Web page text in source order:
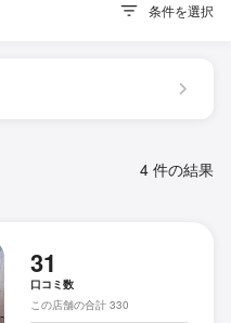
条件を選択
4 件の結果
31
口コミ数
この店舗の合計 330